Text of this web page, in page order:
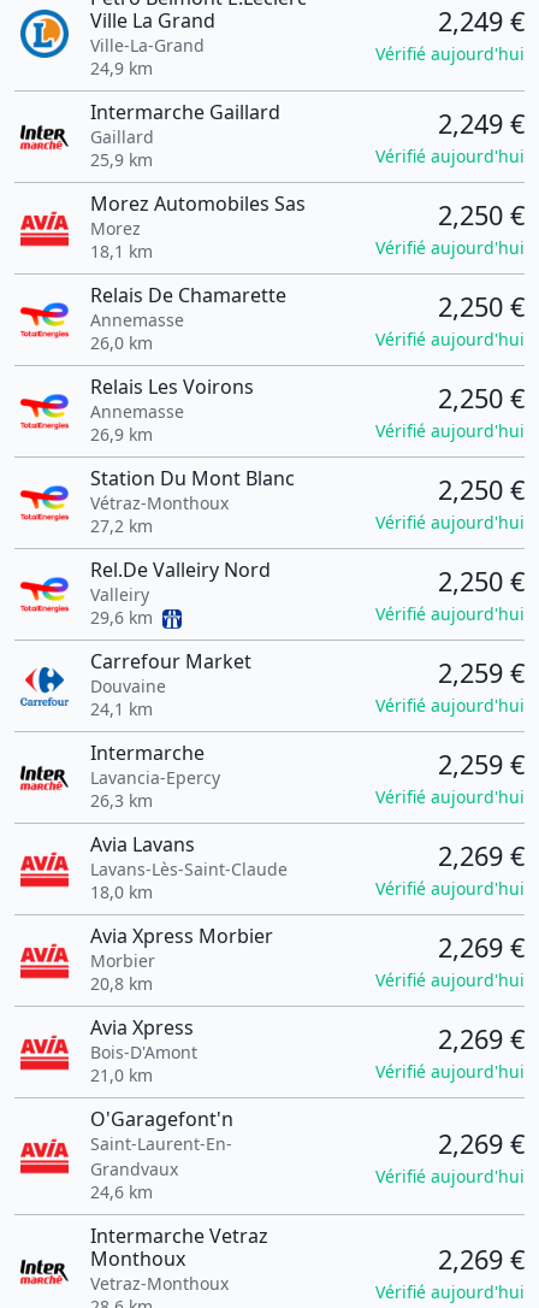
Ville La Grand
Ville-La-Grand
24,9 km
2,249 €
Vérifié aujourd'hui
Intermarche Gaillard
Gaillard
25,9 km
2,249 €
Vérifié aujourd'hui
Morez Automobiles Sas
Morez
18,1 km
2,250 €
Vérifié aujourd'hui
Relais De Chamarette
Annemasse
26,0 km
2,250 €
Vérifié aujourd'hui
Relais Les Voirons
Annemasse
26,9 km
2,250 €
Vérifié aujourd'hui
Station Du Mont Blanc
Vétraz-Monthoux
27,2 km
2,250 €
Vérifié aujourd'hui
Rel.De Valleiry Nord
Valleiry
29,6 km
2,250 €
Vérifié aujourd'hui
Carrefour Market
Douvaine
24,1 km
2,259 €
Vérifié aujourd'hui
Intermarche
Lavancia-Epercy
26,3 km
2,259 €
Vérifié aujourd'hui
Avia Lavans
Lavans-Lès-Saint-Claude
18,0 km
2,269 €
Vérifié aujourd'hui
Avia Xpress Morbier
Morbier
20,8 km
2,269 €
Vérifié aujourd'hui
Avia Xpress
Bois-D'Amont
21,0 km
2,269 €
Vérifié aujourd'hui
O'Garagefont'n
Saint-Laurent-En-
Grandvaux
24,6 km
2,269 €
Vérifié aujourd'hui
Intermarche Vetraz
Monthoux
Vetraz-Monthoux
2,269 €
Vérifié aujourd'hui